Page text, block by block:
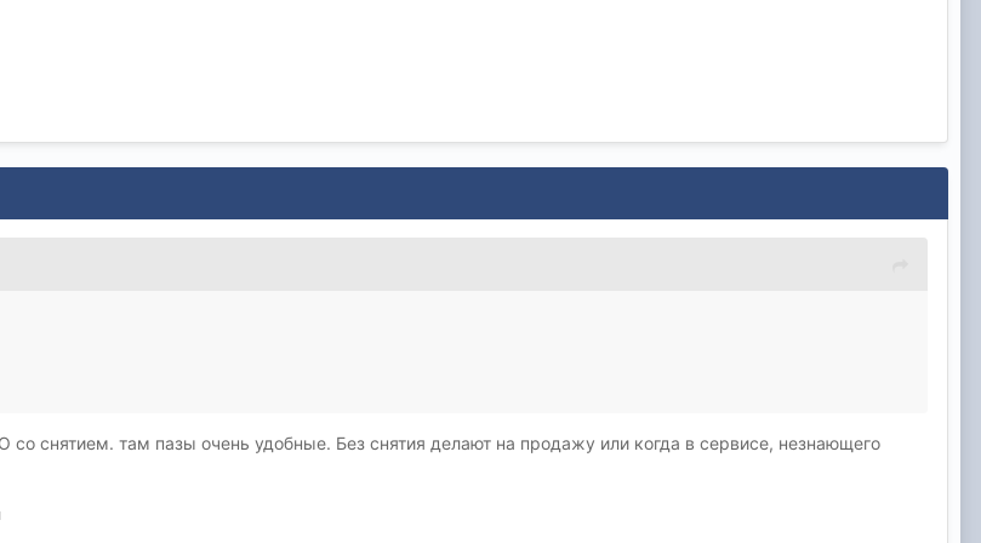
снятием. там пазы очень удобные. Без снятия делают на продажу или когда в сервисе, незнающего